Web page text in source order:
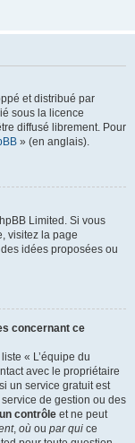
et distribué par
sous la licence
diffusé librement. Pour
» (en anglais).
Limited. Si vous
visitez la page
idées proposées ou
concernant ce
« L’équipe du
avec le propriétaire
un service gratuit est
de gestion ou des
contrôle et ne peut
, où ou par qui ce